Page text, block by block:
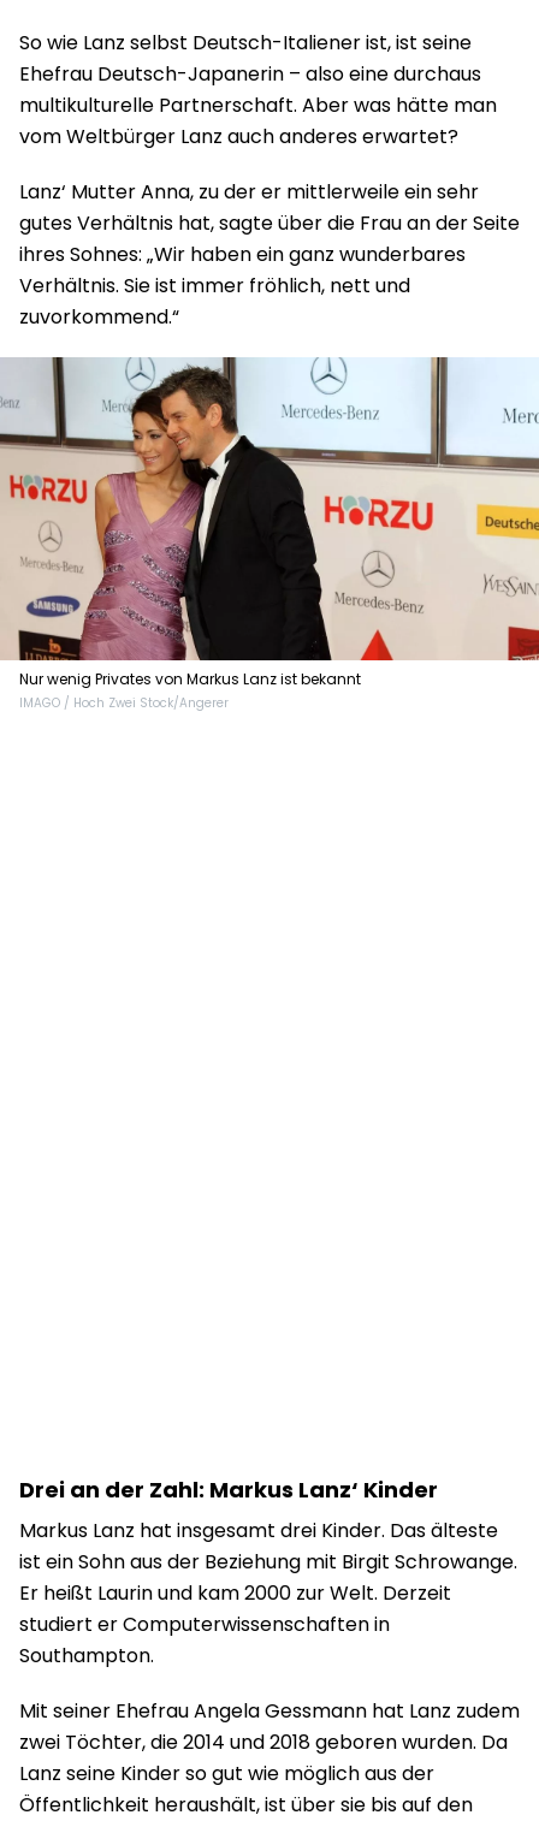
So wie Lanz selbst Deutsch-Italiener ist, ist seine
Ehefrau Deutsch-Japanerin – also eine durchaus
multikulturelle Partnerschaft. Aber was hätte man
vom Weltbürger Lanz auch anderes erwartet?
Lanz‘ Mutter Anna, zu der er mittlerweile ein sehr
gutes Verhältnis hat, sagte über die Frau an der Seite
ihres Sohnes: „Wir haben ein ganz wunderbares
Verhältnis. Sie ist immer fröhlich, nett und
zuvorkommend.“
Nur wenig Privates von Markus Lanz ist bekannt
IMAGO / Hoch Zwei Stock/Angerer
Drei an der Zahl: Markus Lanz‘ Kinder
Markus Lanz hat insgesamt drei Kinder. Das älteste
ist ein Sohn aus der Beziehung mit Birgit Schrowange.
Er heißt Laurin und kam 2000 zur Welt. Derzeit
studiert er Computer­wissenschaften in
Southampton.
Mit seiner Ehefrau Angela Gessmann hat Lanz zudem
zwei Töchter, die 2014 und 2018 geboren wurden. Da
Lanz seine Kinder so gut wie möglich aus der
Öffentlichkeit heraushält, ist über sie bis auf den